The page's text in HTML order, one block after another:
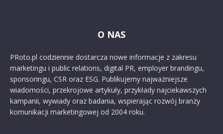
O NAS
PRoto.pl codziennie dostarcza nowe informacje z zakresu
marketingu i public relations, digital PR, employer brandingu,
sponsoringu, CSR oraz ESG. Publikujemy najważniejsze
wiadomości, przekrojowe artykuły, przykłady najciekawszych
kampanii, wywiady oraz badania, wspierając rozwój branży
komunikacji marketingowej od 2004 roku.